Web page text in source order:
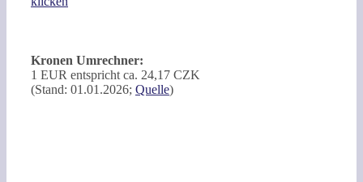
Kronen Umrechner:
1 EUR entspricht ca. 24,17 CZK
(Stand: 01.01.2026; Quelle)